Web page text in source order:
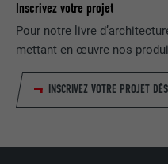
Inscrivez votre projet
Pour notre livre
mettant en œuvre nos
INSCRIVEZ VOTRE PROJET
FOURNISSEUR
EXPIRATION 1 an
Est